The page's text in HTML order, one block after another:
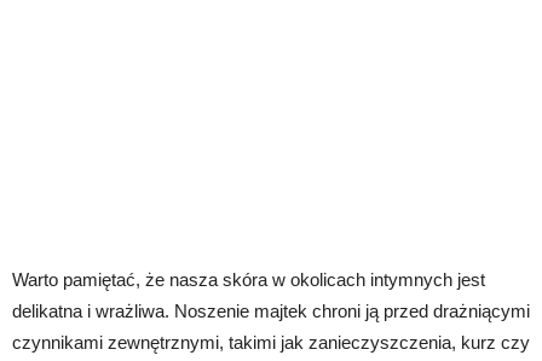
Warto pamiętać, że nasza skóra w okolicach intymnych jest
delikatna i wrażliwa. Noszenie majtek chroni ją przed drażniącymi
czynnikami zewnętrznymi, takimi jak zanieczyszczenia, kurz czy